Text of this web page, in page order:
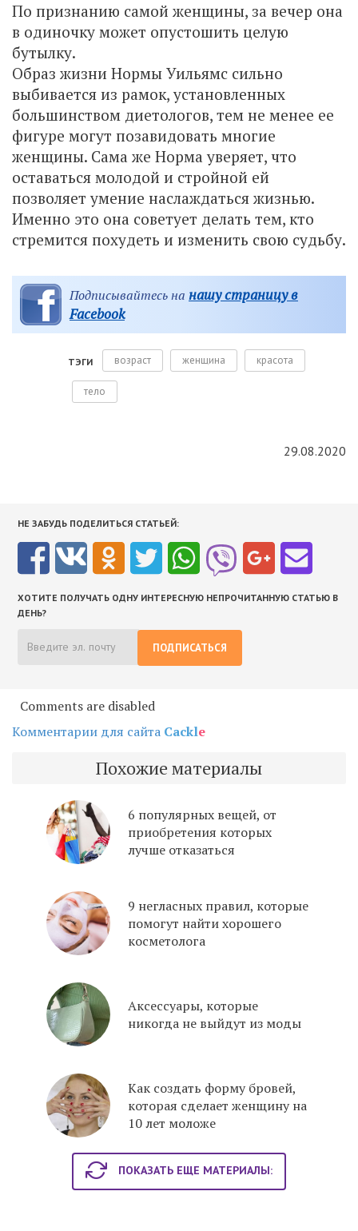
По признанию самой женщины, за вечер она
в одиночку может опустошить целую
бутылку.
Образ жизни Нормы Уильямс сильно
выбивается из рамок, установленных
большинством диетологов, тем не менее ее
фигуре могут позавидовать многие
женщины. Сама же Норма уверяет, что
оставаться молодой и стройной ей
позволяет умение наслаждаться жизнью.
Именно это она советует делать тем, кто
стремится похудеть и изменить свою судьбу.
Подписывайтесь на нашу страницу в
Facebook
ТЭГИ возраст женщина красота
тело
29.08.2020
НЕ ЗАБУДЬ ПОДЕЛИТЬСЯ СТАТЬЕЙ:
ХОТИТЕ ПОЛУЧАТЬ ОДНУ ИНТЕРЕСНУЮ НЕПРОЧИТАННУЮ СТАТЬЮ В
ДЕНЬ?
ПОДПИСАТЬСЯ
Comments are disabled
Комментарии для сайта Cackle
Похожие материалы
6 популярных вещей, от
приобретения которых
лучше отказаться
9 негласных правил, которые
помогут найти хорошего
косметолога
Аксессуары, которые
никогда не выйдут из моды
Как создать форму бровей,
которая сделает женщину на
10 лет моложе
ПОКАЗАТЬ ЕЩЕ МАТЕРИАЛЫ: